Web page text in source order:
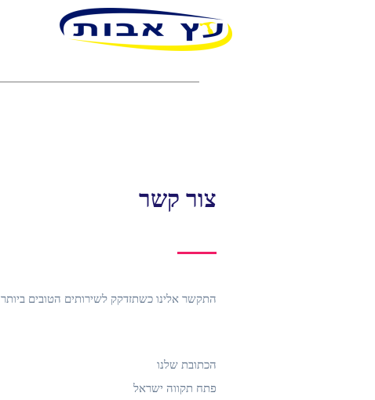
צור קשר
התקשר אלינו כשתזדקק לשירותים הטובים ביותר
הכתובת שלנו
פתח תקווה ישראל